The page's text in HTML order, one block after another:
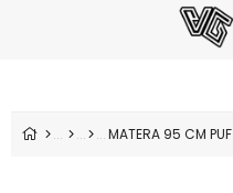
MATERA 95 CM PUF